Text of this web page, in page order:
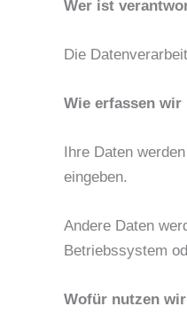
Wer ist
Die
Wie erfassen wir
Ihre Daten
eingeben.
Andere Daten
Betriebssystem
Wofür nutzen